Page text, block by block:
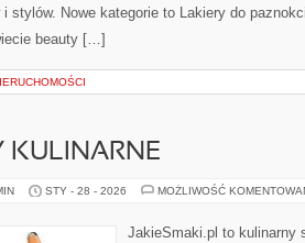
stylów. Nowe kategorie to Lakiery do
beauty […]
KULINARNE
STY - 28 - 2026 MOŻLIWOŚĆ
JakieSmaki.pl to kulinarny